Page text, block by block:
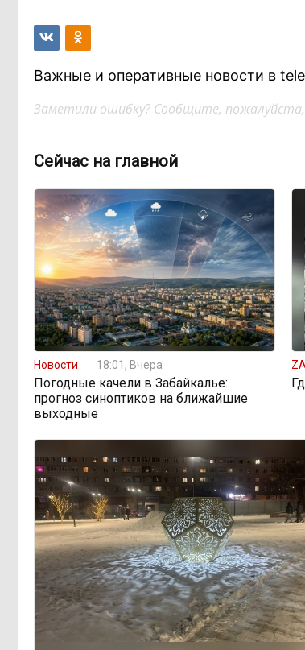
Важные и оперативные новости в
Заметили ошибку? Сообщите,
Сейчас на главной
Новости 18:01, Вчера
Погодные качели в Забайкалье:
прогноз синоптиков на ближайшие
выходные